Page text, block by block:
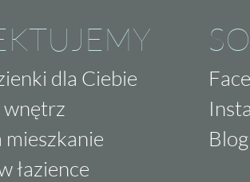
dla Ciebie
mieszkanie
łazience
Blog